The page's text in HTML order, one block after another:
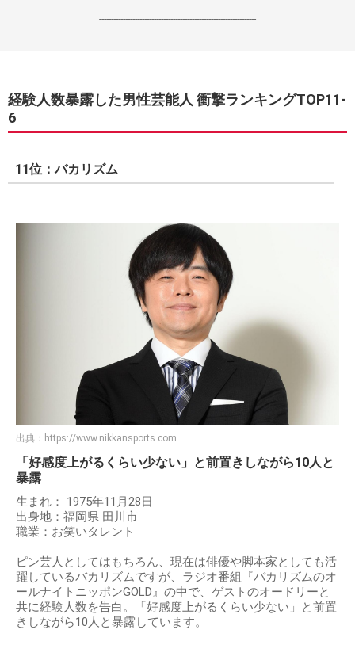
------------------------------------------------------------------
経験人数暴露した男性芸能人 衝撃ランキングTOP11-
6
11位：バカリズム
出典： https://www.nikkansports.com
「好感度上がるくらい少ない」と前置きしながら10人と
暴露
生まれ： 1975年11月28日
出身地：福岡県 田川市
職業：お笑いタレント
ピン芸人としてはもちろん、現在は俳優や脚本家としても活
躍しているバカリズムですが、ラジオ番組『バカリズムのオ
ールナイトニッポンGOLD』の中で、ゲストのオードリーと
共に経験人数を告白。「好感度上がるくらい少ない」と前置
きしながら10人と暴露しています。